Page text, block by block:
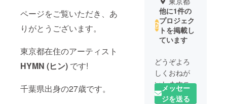
ページをご覧いただき、あ
りがとうございます。
東京都在住のアーティスト
HYMN (ヒン) です!
千葉県出身の27歳です。
他に1件の
プロジェク
トを掲載し
ています
どうぞよろ
しくおねが
いします⊂(
・ ̫・ )⊃
メッセー
ジを送る